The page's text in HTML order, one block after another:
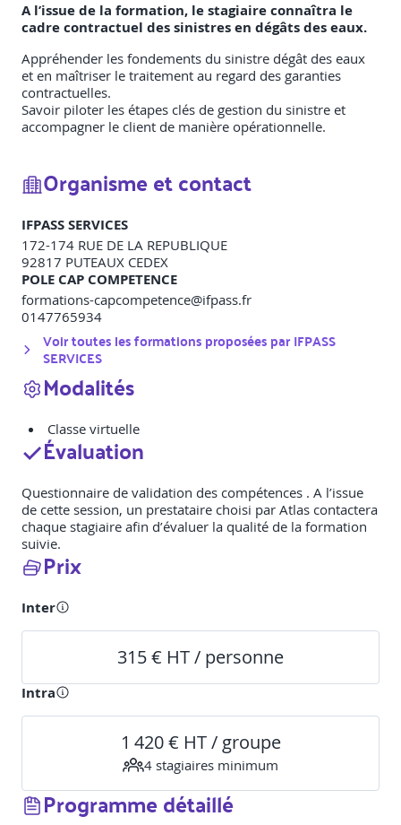
A l’issue de la formation, le stagiaire connaîtra le
cadre contractuel des sinistres en dégâts des eaux.
Appréhender les fondements du sinistre dégât des eaux
et en maîtriser le traitement au regard des garanties
contractuelles.
Savoir piloter les étapes clés de gestion du sinistre et
accompagner le client de manière opérationnelle.
Organisme et contact
IFPASS SERVICES
172-174 RUE DE LA REPUBLIQUE
92817 PUTEAUX CEDEX
POLE CAP COMPETENCE
formations-capcompetence@ifpass.fr
0147765934
Voir toutes les formations proposées parIFPASS
SERVICES
Modalités
Classe virtuelle
Évaluation
Questionnaire de validation des compétences . A l’issue
de cette session, un prestataire choisi par Atlas contactera
chaque stagiaire afin d’évaluer la qualité de la formation
suivie.
Prix
Inter
315 € HT / personne
Intra
1 420 € HT / groupe
4 stagiaires minimum
Programme détaillé